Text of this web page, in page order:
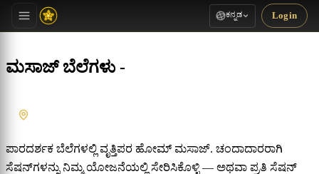
ಕನ್ನಡ Login
ಮಸಾಜ್ ಬೆಲೆಗಳು -
ಪಾರದರ್ಶಕ ಬೆಲೆಗಳಲ್ಲಿ ವೃತ್ತಿಪರ ಹೋಮ್ ಮಸಾಜ್. ಚಂದಾದಾರರಾಗಿ
ಸೆಷನ್‌ಗಳನ್ನು ನಿಮ್ಮ ಯೋಜನೆಯಲ್ಲಿ ಸೇರಿಸಿಕೊಳ್ಳಿ — ಅಥವಾ ಪ್ರತಿ ಸೆಷನ್